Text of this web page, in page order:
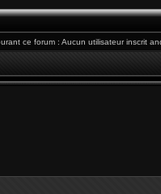
ce forum : Aucun utilisateur inscrit